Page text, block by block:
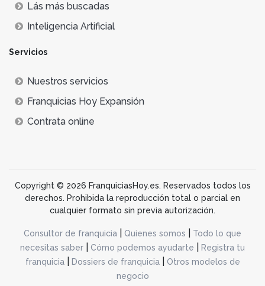
Lás más buscadas
Inteligencia Artificial
Servicios
Nuestros servicios
Franquicias Hoy Expansión
Contrata online
Copyright © 2026 FranquiciasHoy.es. Reservados todos los
derechos. Prohibida la reproducción total o parcial en
cualquier formato sin previa autorización.
Consultor de franquicia Quienes somos
Todo lo que
necesitas saber
Cómo podemos ayudarte
Registra tu
franquicia| Dossiers de franquicia|
Otros modelos de
negocio